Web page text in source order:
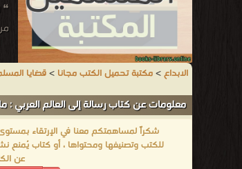
الابداع>مكتبة تحميل الكتب مجانا >قضايا
معلومات عن كتاب رسالة إلى العالم العربي :
شكراً لمساهمتكم معنا في الإرتقاء بمستوى
للكتب وتصنيفها ومحتواها ، أو كتاب يُمنع
عن